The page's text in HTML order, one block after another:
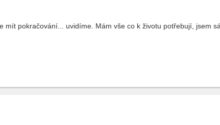
mít pokračování... uvidíme. Mám vše co k životu potřebují, jsem